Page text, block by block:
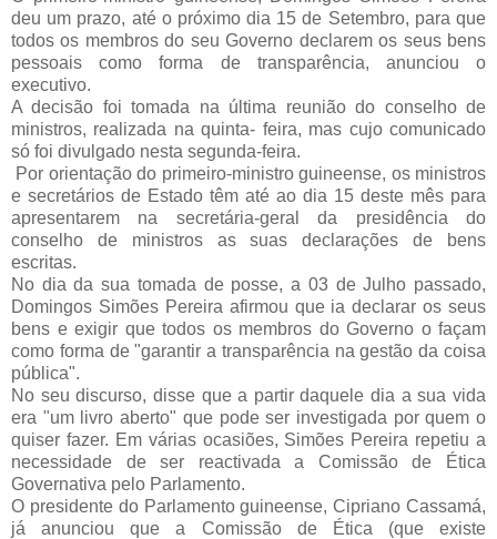
deu um prazo, até o próximo dia 15 de Setembro, para que
todos os membros do seu Governo declarem os seus bens
pessoais como forma de transparência, anunciou o
executivo.
A decisão foi tomada na última reunião do conselho de
ministros, realizada na quinta- feira, mas cujo comunicado
só foi divulgado nesta segunda-feira.
Por orientação do primeiro-ministro guineense, os ministros
e secretários de Estado têm até ao dia 15 deste mês para
apresentarem na secretária-geral da presidência do
conselho de ministros as suas declarações de bens
escritas.
No dia da sua tomada de posse, a 03 de Julho passado,
Domingos Simões Pereira afirmou que ia declarar os seus
bens e exigir que todos os membros do Governo o façam
como forma de "garantir a transparência na gestão da coisa
pública".
No seu discurso, disse que a partir daquele dia a sua vida
era "um livro aberto" que pode ser investigada por quem o
quiser fazer. Em várias ocasiões, Simões Pereira repetiu a
necessidade de ser reactivada a Comissão de Ética
Governativa pelo Parlamento.
O presidente do Parlamento guineense, Cipriano Cassamá,
já anunciou que a Comissão de Ética (que existe